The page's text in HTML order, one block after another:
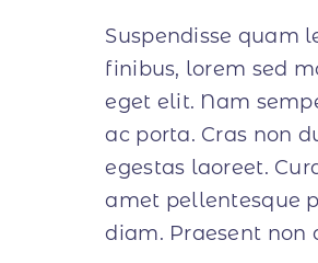
Suspendisse quam
finibus, lorem sed
eget elit. Nam
ac porta. Cras non
egestas laoreet.
amet pellentesque
diam. Praesent non